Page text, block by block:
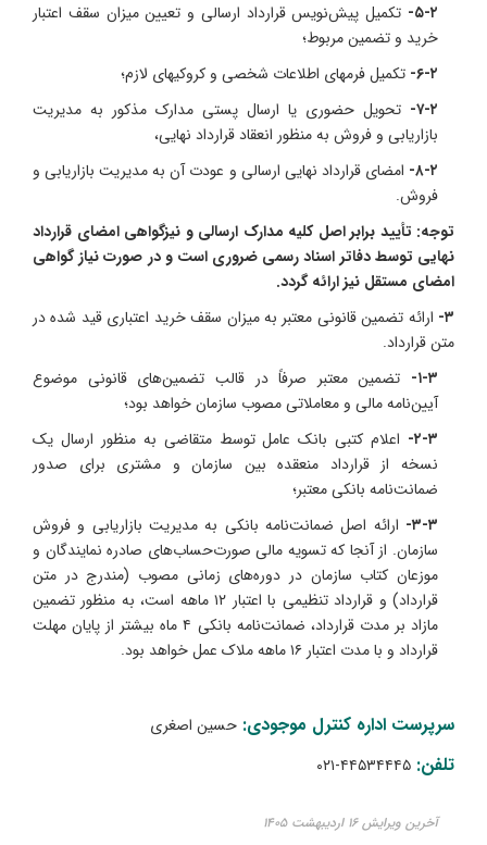
۵-۲- تکمیل پیش‌نویس قرارداد ارسالی و تعیین میزان سقف اعتبار
خرید و تضمین مربوط؛
۶-۲- تکمیل فرمهای اطلاعات شخصی و کروکیهای لازم؛
۷-۲-
تحویل حضوری یا ارسال پستی مدارک مذکور به مدیریت
بازاریابی و فروش به منظور انعقاد قرارداد نهایی،
۸-۲- امضای قرارداد نهایی ارسالی و عودت آن به مدیریت بازاریابی و
فروش.
توجه: تأیید برابر اصل کلیه مدارک ارسالی و نیزگواهی امضای قرارداد
نهایی توسط دفاتر اسناد رسمی ضروری است و در صورت نیاز گواهی
امضای مستقل نیز ارائه گردد.
۳- ارائه تضمین قانونی معتبر به میزان سقف خرید اعتباری قید شده در
متن قرارداد.
۱-۳-
تضمین معتبر صرفاً در قالب تضمین‌های قانونی موضوع
آیین‌نامه مالی و معاملاتی مصوب سازمان خواهد بود؛
۲-۳-
اعلام کتبی بانک عامل توسط متقاضی به منظور ارسال یک
نسخه از قرارداد منعقده بین سازمان و مشتری برای صدور
ضمانت‌نامه بانکی معتبر؛
۳-۳- ارائه اصل ضمانت‌نامه بانکی به مدیریت بازاریابی و فروش
سازمان. از آنجا که تسویه مالی صورت‌حساب‌های صادره نمایندگان و
موزعان کتاب سازمان در دوره‌های زمانی مصوب (مندرج در متن
قرارداد) و قرارداد تنظیمی با اعتبار ۱۲ ماهه است، به منظور تضمین
مازاد بر مدت قرارداد، ضمانت‌نامه بانکی ۴ ماه بیشتر از پایان مهلت
قرارداد و با مدت اعتبار ۱۶ ماهه ملاک عمل خواهد بود.
سرپرست اداره کنترل موجودی: حسین اصغری
تلفن: ۴۴۵۳۴۴۴۵-۰۲۱
آخرین ویرایش ۱۶ اردیبهشت ۱۴۰۵